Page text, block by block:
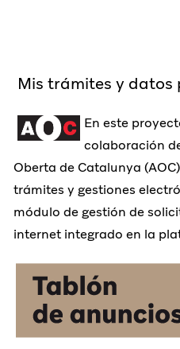
Mis trámites y datos
En este
colaboración
Oberta de Catalunya
trámites y gestiones
módulo de gestión de
internet integrado en la